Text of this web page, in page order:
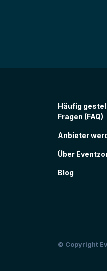
Häufig
Fragen (FAQ)
Anbieter
Über
Blog
© Copyright